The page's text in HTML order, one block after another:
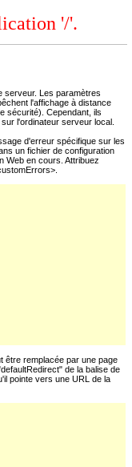
'/'.
serveur. Les paramètres
l'affichage à distance
sécurité). Cependant, ils
l'ordinateur serveur local.
d'erreur spécifique sur les
un fichier de configuration
Web en cours. Attribuez
être remplacée par une page
de la balise de
pointe vers une URL de la